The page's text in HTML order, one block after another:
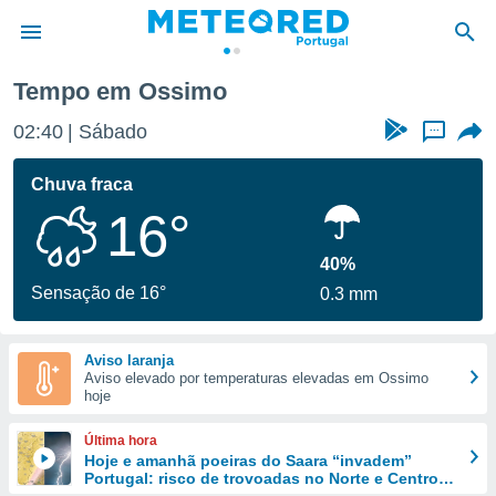
da
foi
fornecidas
a este
das
e
forma
digital
Tempo em Ossimo
02:40 Sábado ...
Chuva fraca
16°
Sensação de 16°
40%
0.3 mm
Aviso laranja
Aviso elevado por temperaturas elevadas em Ossimo
hoje
Última hora
Hoje e amanhã poeiras do Saara “invadem”
Portugal: risco de trovoadas no Norte e Centro